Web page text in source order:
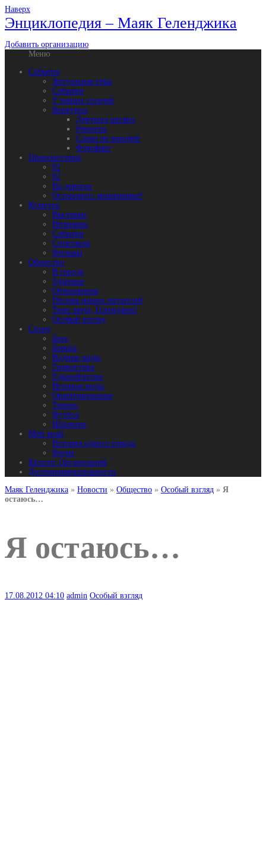
Наверх
Энциклопедия – Маяк Геленджика
Добавить организацию
Меню
События
Актуальная тема
События
У наших соседей
Конкурсы
Девушка месяца
Рецепты
Слово не воробей
Фотофакт
Происшествия
01
02
На дорогах
Осторожно: мошенники!
Культура
Выставки
Интервью
События
Спектакли
Фильмы
Общество
В городе
Здоровье
Образование
Письма наших читателей
Твои люди, Геленджик!
Особый взгляд
Спорт
Бокс
Борьба
Водные виды
Гимнастика
Единоборства
Игровые виды
Ориентирование
Теннис
Футбол
Шахматы
Мой край
История одного города
Фауна
Каталог Организаций
Достопримечательности
Маяк Геленджика » Новости » Общество » Особый взгляд » Я
остаюсь…
Я остаюсь…
17.08.2012 04:10 admin Особый взгляд